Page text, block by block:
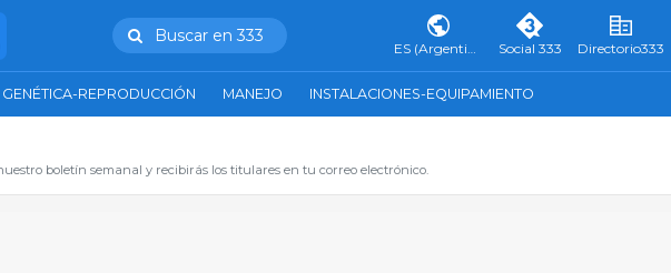
Buscar en 333
ES (Argentina) Social 333 Directorio333
GENÉTICA-REPRODUCCIÓN MANEJO INSTALACIONES-EQUIPAMIENTO
boletín semanal y recibirás los titulares en tu correo electrónico.